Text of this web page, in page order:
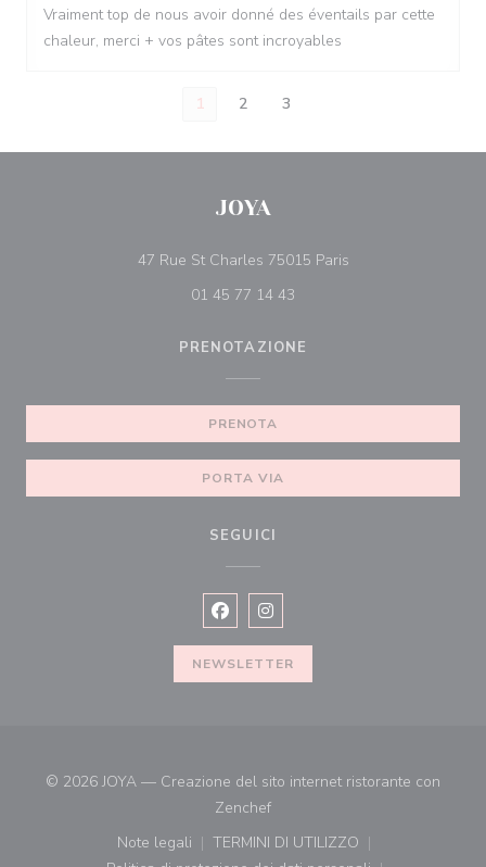
Vraiment top de nous avoir donné des éventails par cette
chaleur, merci + vos pâtes sont incroyables
1 2 3
JOYA
47 Rue St Charles 75015 Paris((apre una nuova
01 45 77 14 43
PRENOTAZIONE
PRENOTA
PORTA VIA
SEGUICI
Facebook ((apre una nuova finestra))
Instagram ((apre una nuova
NEWSLETTER
© 2026 JOYA — Creazione del sito internet ristorante con
Zenchef((apre una nuova finestra))
Note legali
((apre una nuova finestra))
TERMINI DI UTILIZZO
((apre una nuova finestra))